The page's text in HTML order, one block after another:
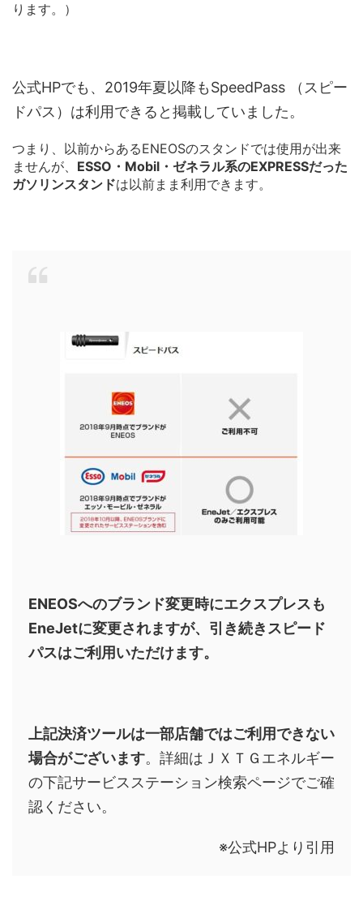
ります。）
公式HPでも、2019年夏以降もSpeedPass （スピー
ドパス）は利用できると掲載していました。
つまり、以前からあるENEOSのスタンドでは使用が出来
ませんが、 ESSO・Mobil・ゼネラル系のEXPRESSだった
ガソリンスタンドは以前まま利用できます。
ENEOSへのブランド変更時にエクスプレスも
EneJetに変更されますが、引き続きスピード
パスはご利用いただけます。
上記決済ツールは一部店舗ではご利用できない
場合がございます。詳細はＪＸＴＧエネルギー
の下記サービスステーション検索ページでご確
認ください。
※公式HPより引用